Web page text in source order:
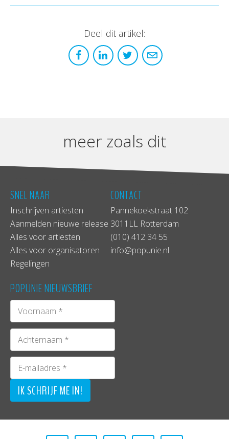
Deel dit artikel:
meer zoals dit
SNEL NAAR
Inschrijven artiesten
Aanmelden nieuwe release
Alles voor artiesten
Alles voor organisatoren
Regelingen
CONTACT
Pannekoekstraat 102
3011LL Rotterdam
(010) 412 34 55
info@popunie.nl
POPUNIE NIEUWSBRIEF